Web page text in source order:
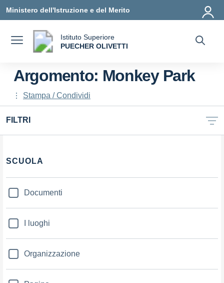
Ministero dell'Istruzione e del Merito
Istituto Superiore
PUECHER OLIVETTI
Argomento: Monkey Park
Stampa / Condividi
FILTRI
Filtri
SCUOLA
Documenti
I luoghi
Organizzazione